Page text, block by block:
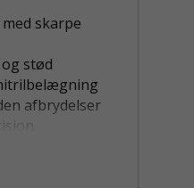
skarpe
stød
afbrydelser
TIL